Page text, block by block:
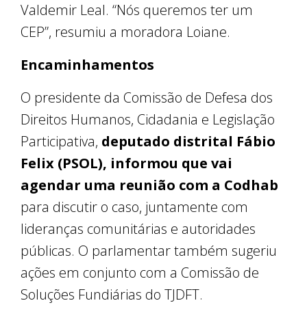
Valdemir Leal. “Nós queremos ter um
CEP”, resumiu a moradora Loiane.
Encaminhamentos
O presidente da Comissão de Defesa dos
Direitos Humanos, Cidadania e Legislação
Participativa, deputado distrital Fábio
Felix (PSOL), informou que vai
agendar uma reunião com a Codhab
para discutir o caso, juntamente com
lideranças comunitárias e autoridades
públicas. O parlamentar também sugeriu
ações em conjunto com a Comissão de
Soluções Fundiárias do TJDFT.